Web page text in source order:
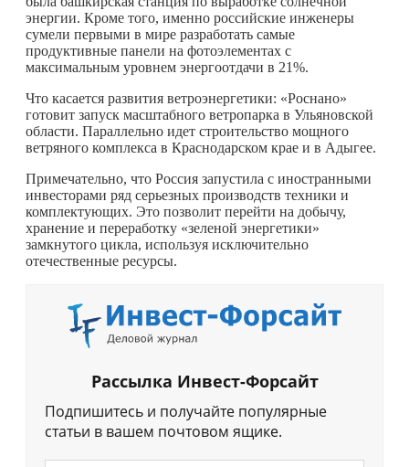
энергии. Кроме того, именно российские инженеры
сумели первыми в мире разработать самые
продуктивные панели на фотоэлементах с
максимальным уровнем энергоотдачи в 21%.
Что касается развития ветроэнергетики: «Роснано»
готовит запуск масштабного ветропарка в Ульяновской
области. Параллельно идет строительство мощного
ветряного комплекса в Краснодарском крае и в Адыгее.
Примечательно, что Россия запустила с иностранными
инвесторами ряд серьезных производств техники и
комплектующих. Это позволит перейти на добычу,
хранение и переработку «зеленой энергетики»
замкнутого цикла, используя исключительно
отечественные ресурсы.
Рассылка Инвест-Форсайт
Подпишитесь и получайте популярные
статьи в вашем почтовом ящике.